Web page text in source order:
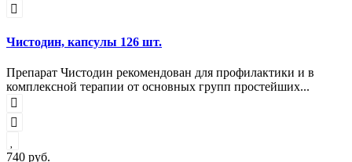
Чистодин, капсулы 126 шт.
Препарат Чистодин рекомендован для профилактики и в
комплексной терапии от основных групп простейших...
740 руб.